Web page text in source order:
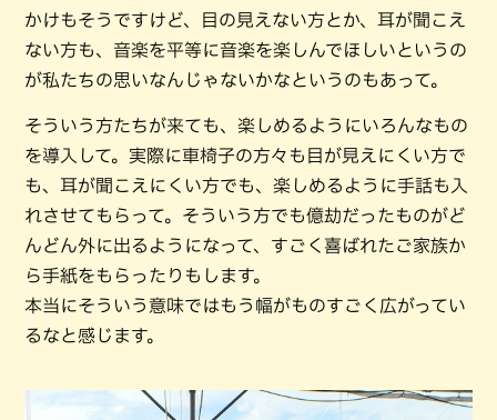
かけもそうですけど、目の見えない方とか、耳が聞こえ
ない方も、音楽を平等に音楽を楽しんでほしいというの
が私たちの思いなんじゃないかなというのもあって。
そういう方たちが来ても、楽しめるようにいろんなもの
を導入して。実際に車椅子の方々も目が見えにくい方で
も、耳が聞こえにくい方でも、楽しめるように手話も入
れさせてもらって。そういう方でも億劫だったものがど
んどん外に出るようになって、すごく喜ばれたご家族か
ら手紙をもらったりもします。
本当にそういう意味ではもう幅がものすごく広がってい
るなと感じます。